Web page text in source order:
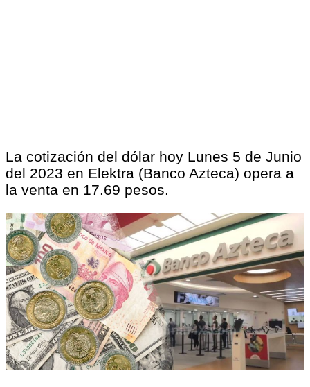
La cotización del dólar hoy Lunes 5 de Junio
del 2023 en Elektra (Banco Azteca) opera a
la venta en 17.69 pesos.